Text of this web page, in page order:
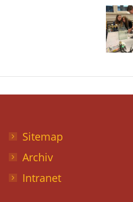
Sitemap
Archiv
Intranet